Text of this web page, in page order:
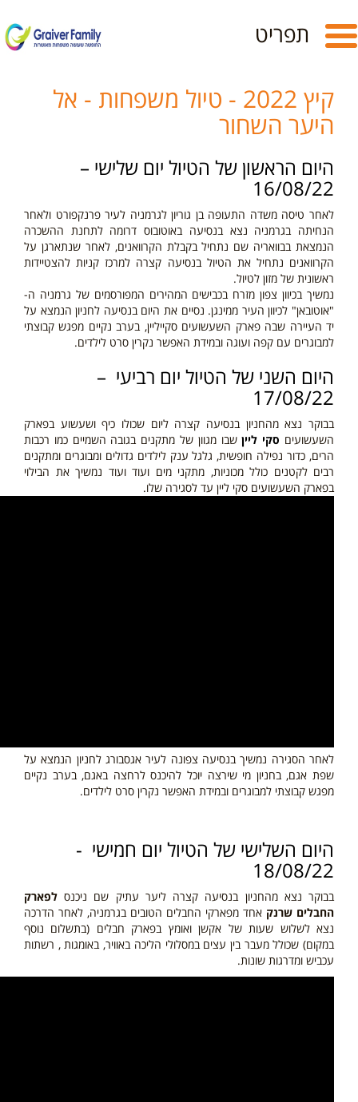
Toggle
navigation
תפריט
קיץ 2022 - טיול משפחות - אל
היער השחור
היום הראשון של הטיול יום שלישי –
16/08/22
לאחר טיסה משדה התעופה בן גוריון לגרמניה לעיר פרנקפורט ולאחר
הנחיתה בגרמניה נצא בנסיעה באוטובוס דרומה לתחנת ההשכרה
הנמצאת בבוואריה שם נתחיל בקבלת הקרוואנים, לאחר שנתארגן על
הקרוואנים נתחיל את הטיול בנסיעה קצרה למרכז קניות להצטיידות
ראשונית של מזון לטיול.
נמשיך בכיוון צפון מזרח בכבישים המהירים המפורסמים של גרמניה ה-
"אוטובאן" לכיוון העיר ממינגן. נסיים את היום בנסיעה לחניון הנמצא על
יד העיירה שבה פארק השעשועים סקייליין, בערב נקיים מפגש קבוצתי
למבוגרים עם קפה ועוגה ובמידת האפשר נקרין סרט לילדים.
היום השני של הטיול יום רביעי –
17/08/22
בבוקר נצא מהחניון בנסיעה קצרה ליום שכולו כיף ושעשוע בפארק
השעשועים סקי לייןשבו מגוון של מתקנים בגובה השמיים כמו רכבות
הרים, כדור נפילה חופשית, גלגל ענק לילדים גדולים ומבוגרים ומתקנים
רבים לקטנים כולל מכוניות, מתקני מים ועוד ועוד נמשיך את הבילוי
בפארק השעשועים סקי ליין עד לסגירה שלו.
לאחר הסגירה נמשיך בנסיעה צפונה לעיר אגסבורג לחניון הנמצא על
שפת אגם, בחניון מי שירצה יוכל להיכנס לרחצה באגם, בערב נקיים
מפגש קבוצתי למבוגרים ובמידת האפשר נקרין סרט לילדים.
היום השלישי של הטיול יום חמישי -
18/08/22
בבוקר נצא מהחניון בנסיעה קצרה ליער עתיק שם ניכנס לפארק
החבלים שרנק אחד מפארקי החבלים הטובים בגרמניה, לאחר הדרכה
נצא לשלוש שעות של אקשן ואומץ בפארק חבלים (בתשלום נוסף
במקום) שכולל מעבר בין עצים במסלולי הליכה באוויר, באומגות , רשתות
עכביש ומדרגות שונות.